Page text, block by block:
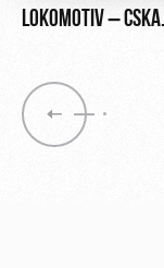
LOKOMOTIV –